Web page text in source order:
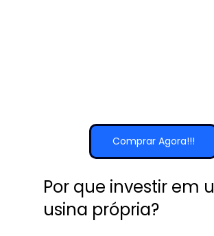
Comprar Agora!!!
Por que investir em
usina própria?